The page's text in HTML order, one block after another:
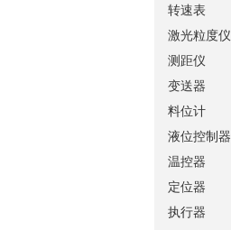
转速表
激光粒度仪
测距仪
变送器
料位计
液位控制器
温控器
定位器
执行器